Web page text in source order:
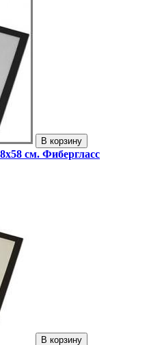
В корзину
см. Фибергласс
В корзину